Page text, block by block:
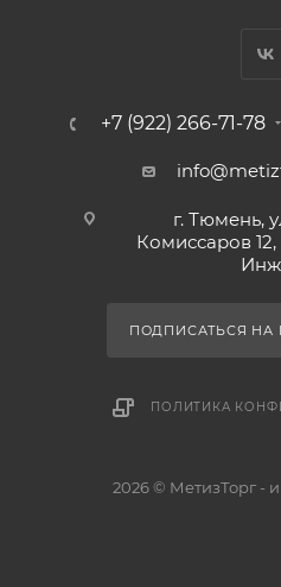
+7 (922) 266-71-78
г. Тюмень,
Комиссаров
ПОДПИСАТЬСЯ НА
ПОЛИТИКА
2026 © МетизТорг -